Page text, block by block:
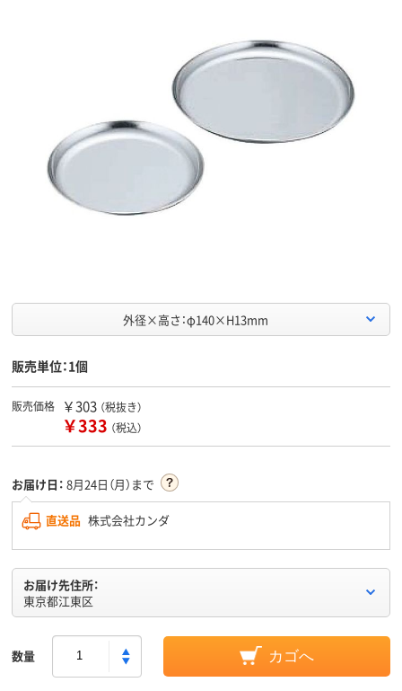
外径×高さ：φ140×H13mm
販売単位：1個
販売価格 ￥303 （税抜き）
￥333 （税込）
お届け日： 8月24日（月）まで
直送品 株式会社カンダ
お届け先住所：
東京都江東区
数量 カゴへ